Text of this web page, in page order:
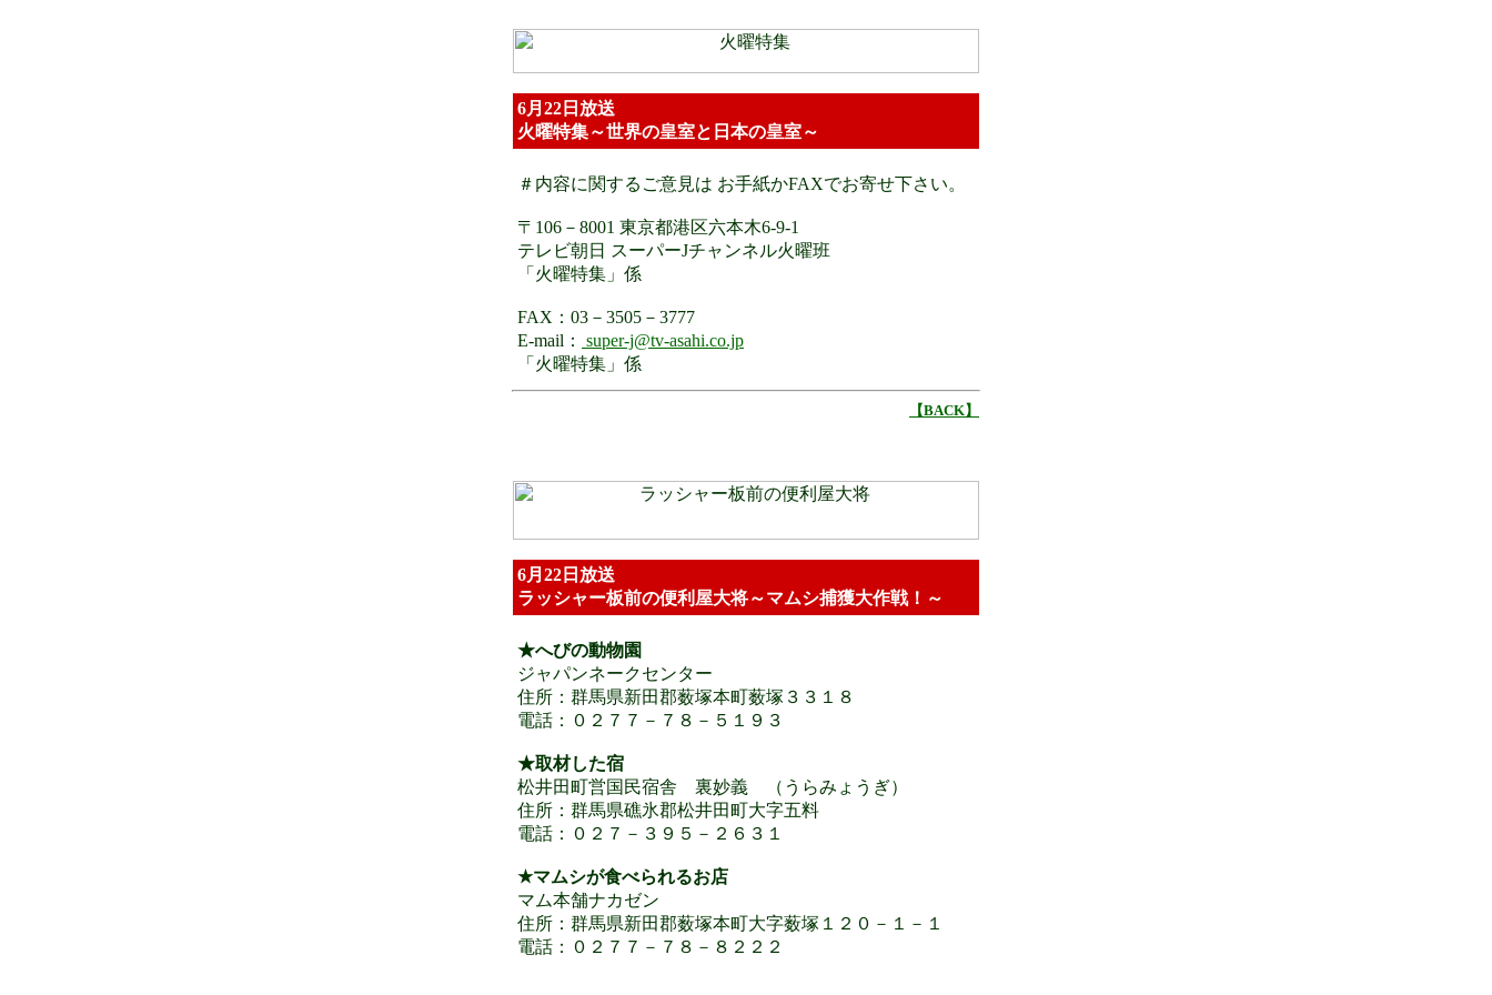
6月22日放送
火曜特集～世界の皇室と日本の皇室～
＃内容に関するご意見は お手紙かFAXでお寄せ下さい。
〒106－8001 東京都港区六本木6-9-1
テレビ朝日 スーパーJチャンネル火曜班
「火曜特集」係
FAX：03－3505－3777
E-mail：
super-j@tv-asahi.co.jp
「火曜特集」係
【BACK】
6月22日放送
ラッシャー板前の便利屋大将～マムシ捕獲大作戦！～
★へびの動物園
ジャパンネークセンター
住所：群馬県新田郡薮塚本町薮塚３３１８
電話：０２７７－７８－５１９３
★取材した宿
松井田町営国民宿舎 裏妙義 （うらみょうぎ）
住所：群馬県礁氷郡松井田町大字五料
電話：０２７－３９５－２６３１
★マムシが食べられるお店
マム本舗ナカゼン
住所：群馬県新田郡薮塚本町大字薮塚１２０－１－１
電話：０２７７－７８－８２２２